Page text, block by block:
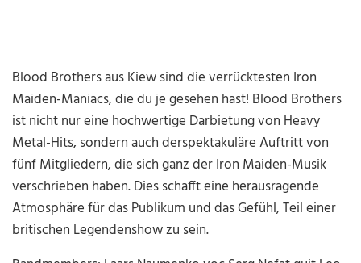
Blood Brothers aus Kiew sind die verrücktesten Iron
Maiden-Maniacs, die du je gesehen hast! Blood Brothers
ist nicht nur eine hochwertige Darbietung von Heavy
Metal-Hits, sondern auch derspektakuläre Auftritt von
fünf Mitgliedern, die sich ganz der Iron Maiden-Musik
verschrieben haben. Dies schafft eine herausragende
Atmosphäre für das Publikum und das Gefühl, Teil einer
britischen Legendenshow zu sein.